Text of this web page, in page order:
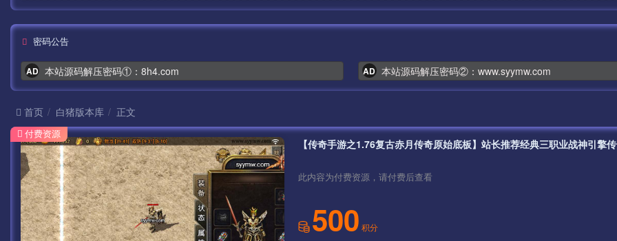
密码公告
AD 本站源码解压密码①：8h4.com AD 本站源码解压密码②：www.syymw.com
首页 白猪版本库 正文
此内容为付费资源，请付费后查看
500 积分
付费资源